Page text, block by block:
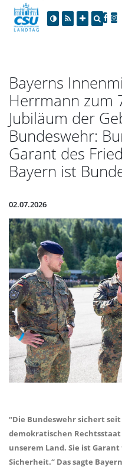
Bayerns
Herrmann zum
Jubiläum der
Bundeswehr:
Garant des
Bayern ist
02.07.2026
“Die Bundeswehr sichert
demokratischen
unserem Land. Sie ist
Sicherheit.“ Das sagte